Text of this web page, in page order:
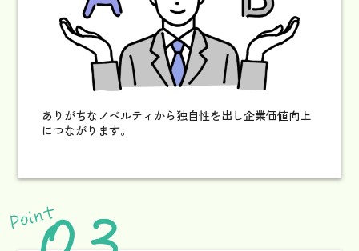
ありがちなノベルティから独自性を出し企業価値向上
につながります。